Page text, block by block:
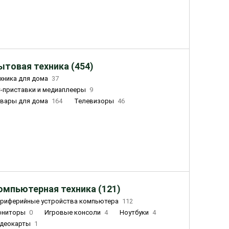
техника (454)
для дома 37
приставки и медиаплееры
9
для дома 164 Телевизоры 46
техника (121)
устройства компьютера 112
0 Игровые консоли 4 Ноутбуки 4
1